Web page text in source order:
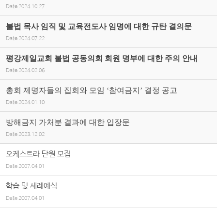
Date 2024.10.27
불법 목사 임직 및 교육전도사 임명에 대한 규탄 결의문
Date 2024.07.22
평강제일교회 불법 공동의회 회원 명부에 대한 주의 안내
Date 2024.02.06
총회 제명자들의 집회와 모임 ‘참여금지’ 결정 공고
Date 2024.01.10
방해금지 가처분 결과에 대한 입장문
Date 2023.12.02
오케스트라 단원 모집
Date2007.04.01
학습 및 세례예식
Date2007.04.01